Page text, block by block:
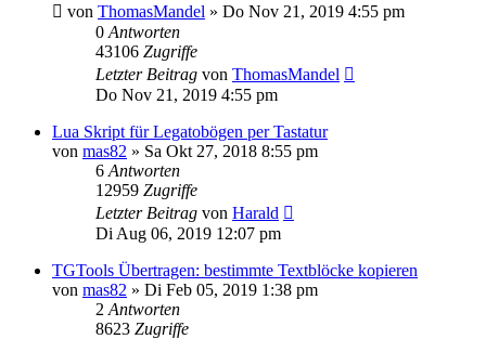
von ThomasMandel » Do Nov 21, 2019 4:55 pm
0 Antworten
43106 Zugriffe
Letzter Beitrag von ThomasMandel
Do Nov 21, 2019 4:55 pm
Lua Skript für Legatobögen per Tastatur
von mas82 » Sa Okt 27, 2018 8:55 pm
6 Antworten
12959 Zugriffe
Letzter Beitrag von Harald
Di Aug 06, 2019 12:07 pm
TGTools Übertragen: bestimmte Textblöcke kopieren
von mas82 » Di Feb 05, 2019 1:38 pm
2 Antworten
8623 Zugriffe